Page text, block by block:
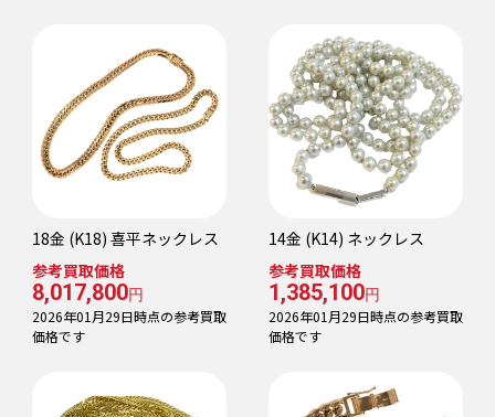
18金 (K18) 喜平ネックレス
参考買取価格
8,017,800円
2026年01月29日時点の参考買取
価格です
14金 (K14) ネックレス
参考買取価格
1,385,100円
2026年01月29日時点の参考買取
価格です